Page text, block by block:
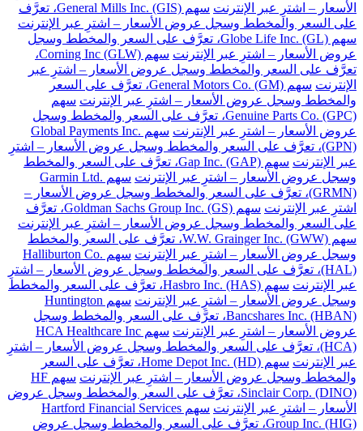
الأسعار – اشترِ عبر الإنترنت
سهم General Mills Inc. (GIS)، تعرَّف
على السعر والمخطط وسجل عروض الأسعار – اشترِ عبر الإنترنت
سهم Globe Life Inc. (GL)، تعرَّف على السعر والمخطط وسجل
عروض الأسعار – اشترِ عبر الإنترنت
سهم Corning Inc (GLW)،
تعرَّف على السعر والمخطط وسجل عروض الأسعار – اشترِ عبر
الإنترنت
سهم General Motors Co. (GM)، تعرَّف على السعر
والمخطط وسجل عروض الأسعار – اشترِ عبر الإنترنت سهم
Genuine Parts Co. (GPC)، تعرَّف على السعر والمخطط وسجل
عروض الأسعار – اشترِ عبر الإنترنت
سهم Global Payments Inc.
(GPN)، تعرَّف على السعر والمخطط وسجل عروض الأسعار – اشترِ
عبر الإنترنت
سهم Gap Inc. (GAP)، تعرَّف على السعر والمخطط
وسجل عروض الأسعار – اشترِ عبر الإنترنت
سهم Garmin Ltd.
(GRMN)، تعرَّف على السعر والمخطط وسجل عروض الأسعار –
اشترِ عبر الإنترنت
سهم Goldman Sachs Group Inc. (GS)، تعرَّف
على السعر والمخطط وسجل عروض الأسعار – اشترِ عبر الإنترنت
سهم W.W. Grainger Inc. (GWW)، تعرَّف على السعر والمخطط
وسجل عروض الأسعار – اشترِ عبر الإنترنت
سهم Halliburton Co.
(HAL)، تعرَّف على السعر والمخطط وسجل عروض الأسعار – اشترِ
عبر الإنترنت
سهم Hasbro Inc. (HAS)، تعرَّف على السعر والمخطط
وسجل عروض الأسعار – اشترِ عبر الإنترنت
سهم Huntington
Bancshares Inc. (HBAN)، تعرَّف على السعر والمخطط وسجل
عروض الأسعار – اشترِ عبر الإنترنت
سهم HCA Healthcare Inc
(HCA)، تعرَّف على السعر والمخطط وسجل عروض الأسعار – اشترِ
عبر الإنترنت
سهم Home Depot Inc. (HD)، تعرَّف على السعر
والمخطط وسجل عروض الأسعار – اشترِ عبر الإنترنت
سهم HF
Sinclair Corp. (DINO)، تعرَّف على السعر والمخطط وسجل عروض
الأسعار – اشترِ عبر الإنترنت
سهم Hartford Financial Services
Group Inc. (HIG)، تعرَّف على السعر والمخطط وسجل عروض